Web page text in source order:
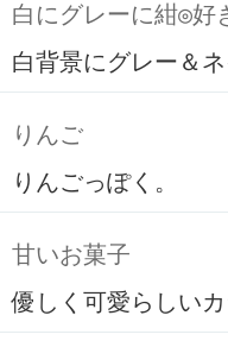
白にグレーに紺◎好
白背景にグレー＆
りんご
りんごっぽく。
甘いお菓子
優しく可愛らしい